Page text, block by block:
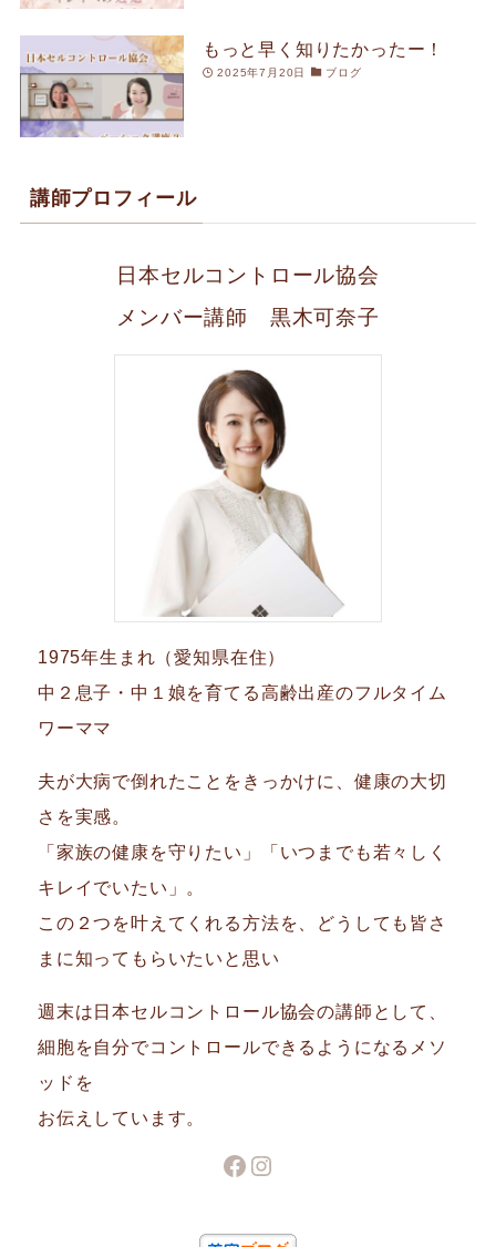
もっと早く知りたかったー！
2025年7月20日 ブログ
講師プロフィール
日本セルコントロール協会
メンバー講師 黒木可奈子
1975年生まれ（愛知県在住）
中２息子・中１娘を育てる高齢出産のフルタイム
ワーママ
夫が大病で倒れたことをきっかけに、健康の大切
さを実感。
「家族の健康を守りたい」「いつまでも若々しく
キレイでいたい」。
この２つを叶えてくれる方法を、どうしても皆さ
まに知ってもらいたいと思い
週末は日本セルコントロール協会の講師として、
細胞を自分でコントロールできるようになるメソ
ッドを
お伝えしています。
Facebook
Instagram